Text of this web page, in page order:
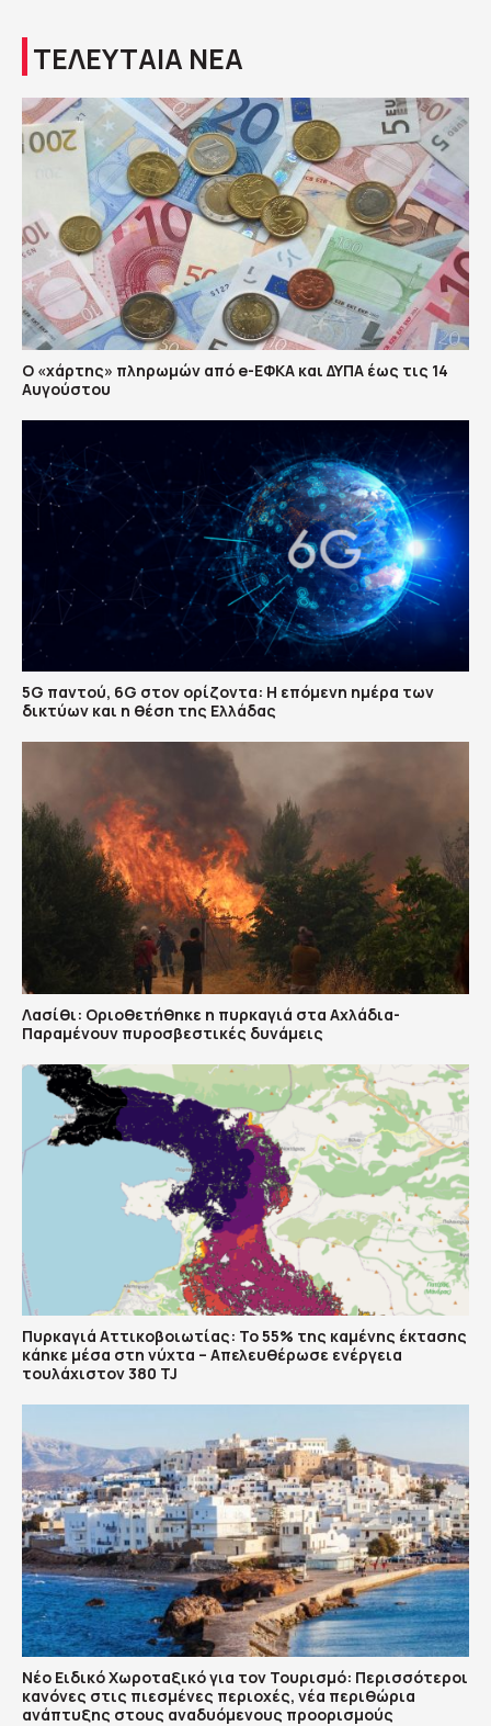
ΤΕΛΕΥΤΑΙΑ ΝΕΑ
Ο «χάρτης» πληρωμών από e-ΕΦΚΑ και ΔΥΠΑ έως τις 14
Αυγούστου
5G παντού, 6G στον ορίζοντα: Η επόμενη ημέρα των
δικτύων και η θέση της Ελλάδας
Λασίθι: Οριοθετήθηκε η πυρκαγιά στα Αχλάδια-
Παραμένουν πυροσβεστικές δυνάμεις
Πυρκαγιά Αττικοβοιωτίας: Το 55% της καμένης έκτασης
κάηκε μέσα στη νύχτα – Απελευθέρωσε ενέργεια
τουλάχιστον 380 TJ
Νέο Ειδικό Χωροταξικό για τον Τουρισμό: Περισσότεροι
κανόνες στις πιεσμένες περιοχές, νέα περιθώρια
ανάπτυξης στους αναδυόμενους προορισμούς